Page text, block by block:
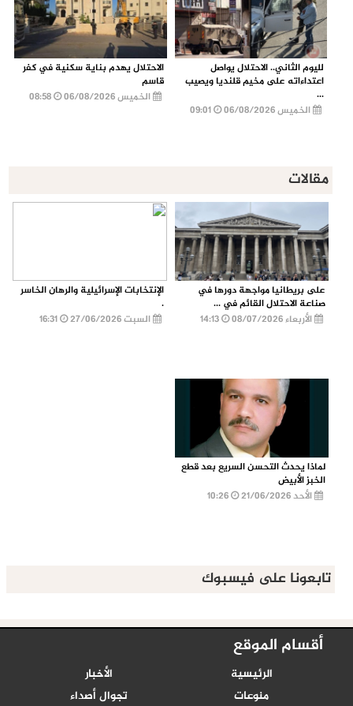
لليوم الثاني.. الاحتلال يواصل
اعتداءاته على مخيم قلنديا ويصيب
...
الخميس 06/08/2026
الاحتلال يهدم بناية سكنية في كفر
قاسم
الخميس 06/08/2026
08:58
مقالات
على بريطانيا مواجهة دورها في
صناعة الاحتلال القائم في ...
الأربعاء 08/07/2026
الإنتخابات الإسرائيلية والرهان الخاسر
.
السبت 27/06/2026
16:31
لماذا يحدث التحسن السريع بعد قطع
الخبز الأبيض
الأحد 21/06/2026
تابعونا على فيسبوك
أقسام الموقع
الرئيسية
الأخبار
منوعات
تجوال أصداء